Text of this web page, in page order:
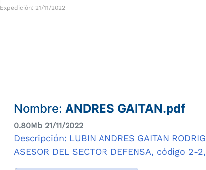
Expedición: 21/11/2022
Nombre: ANDRES GAITAN.pdf
0.80Mb 21/11/2022
Descripción: LUBIN ANDRES GAITAN
ASESOR DEL SECTOR DEFENSA, código 2-